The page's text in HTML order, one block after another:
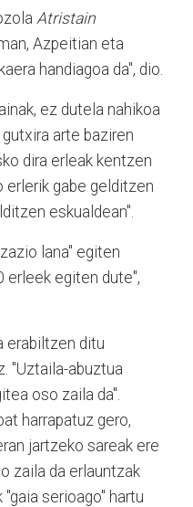
Atristain
Azpeitian eta
handiagoa da", dio.
ez dutela nahikoa
arte baziren
dira erleak kentzen
erlerik gabe gelditzen
eskualdean".
lana" egiten
erleek egiten dute",
erabiltzen ditu
"Uztaila-abuztua
oso zaila da".
harrapatuz gero,
jartzeko sareak ere
zaila da erlauntzak
serioago" hartu